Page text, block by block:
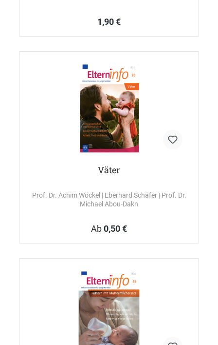
1,90 €
Väter
Prof. Dr. Achim Wöckel | Eberhard Schäfer | Prof. Dr.
Michael Abou-Dakn
Ab0,50 €